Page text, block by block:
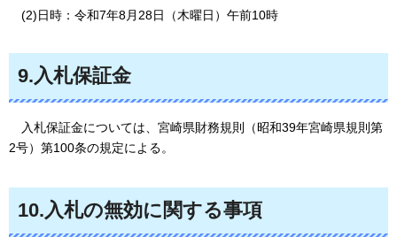
(2)日時：令和7年8月28日（木曜日）午前10時
9.入札保証金
入札保証金については、 宮崎県財務規則（昭和39年宮崎県規則第
2号）第100条の規定による。
10.入札の無効に関する事項